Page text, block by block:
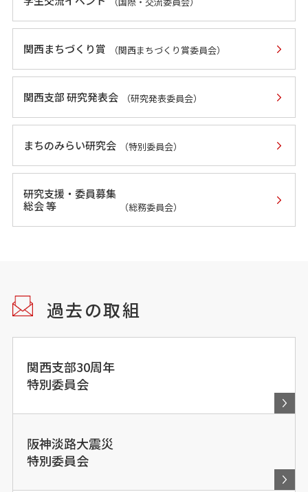
関西まちづくり賞 （関西まちづくり賞委員会）
関西支部 研究発表会 （研究発表委員会）
まちのみらい研究会 （特別委員会）
研究支援・委員募集
総会 等
（総務委員会）
過去の取組
関西支部30周年
特別委員会
阪神淡路大震災
特別委員会